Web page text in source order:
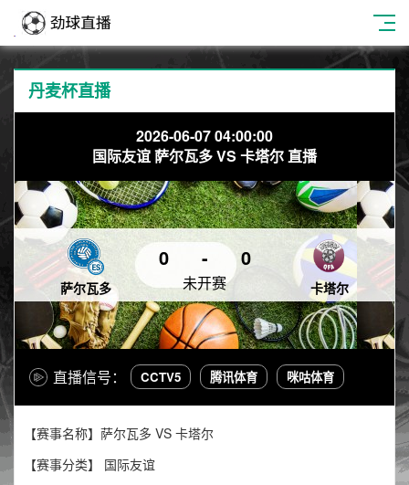
丹麦杯直播
2026-06-07 04:00:00
国际友谊 萨尔瓦多 VS 卡塔尔 直播
萨尔瓦多
0 - 0
卡塔尔
未开赛
直播信号： CCTV5 腾讯体育 咪咕体育
【赛事名称】萨尔瓦多 VS 卡塔尔
【赛事分类】 国际友谊